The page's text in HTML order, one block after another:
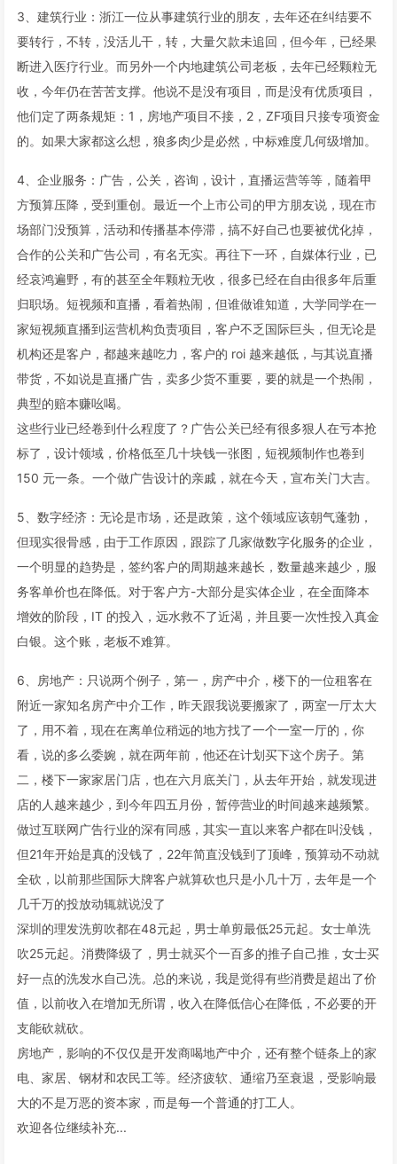
3、建筑行业：浙江一位从事建筑行业的朋友，去年还在纠结要不
要转行，不转，没活儿干，转，大量欠款未追回，但今年，已经果
断进入医疗行业。而另外一个内地建筑公司老板，去年已经颗粒无
收，今年仍在苦苦支撑。他说不是没有项目，而是没有优质项目，
他们定了两条规矩：1，房地产项目不接，2，ZF项目只接专项资金
的。如果大家都这么想，狼多肉少是必然，中标难度几何级增加。
4、企业服务：广告，公关，咨询，设计，直播运营等等，随着甲
方预算压降，受到重创。最近一个上市公司的甲方朋友说，现在市
场部门没预算，活动和传播基本停滞，搞不好自己也要被优化掉，
合作的公关和广告公司，有名无实。再往下一环，自媒体行业，已
经哀鸿遍野，有的甚至全年颗粒无收，很多已经在自由很多年后重
归职场。短视频和直播，看着热闹，但谁做谁知道，大学同学在一
家短视频直播到运营机构负责项目，客户不乏国际巨头，但无论是
机构还是客户，都越来越吃力，客户的 roi 越来越低，与其说直播
带货，不如说是直播广告，卖多少货不重要，要的就是一个热闹，
典型的赔本赚吆喝。
这些行业已经卷到什么程度了？广告公关已经有很多狠人在亏本抢
标了，设计领域，价格低至几十块钱一张图，短视频制作也卷到
150 元一条。一个做广告设计的亲戚，就在今天，宣布关门大吉。
5、数字经济：无论是市场，还是政策，这个领域应该朝气蓬勃，
但现实很骨感，由于工作原因，跟踪了几家做数字化服务的企业，
一个明显的趋势是，签约客户的周期越来越长，数量越来越少，服
务客单价也在降低。对于客户方-大部分是实体企业，在全面降本
增效的阶段，IT 的投入，远水救不了近渴，并且要一次性投入真金
白银。这个账，老板不难算。
6、房地产：只说两个例子，第一，房产中介，楼下的一位租客在
附近一家知名房产中介工作，昨天跟我说要搬家了，两室一厅太大
了，用不着，现在在离单位稍远的地方找了一个一室一厅的，你
看，说的多么委婉，就在两年前，他还在计划买下这个房子。第
二，楼下一家家居门店，也在六月底关门，从去年开始，就发现进
店的人越来越少，到今年四五月份，暂停营业的时间越来越频繁。
做过互联网广告行业的深有同感，其实一直以来客户都在叫没钱，
但21年开始是真的没钱了，22年简直没钱到了顶峰，预算动不动就
全砍，以前那些国际大牌客户就算砍也只是小几十万，去年是一个
几千万的投放动辄就说没了
深圳的理发洗剪吹都在48元起，男士单剪最低25元起。女士单洗
吹25元起。消费降级了，男士就买个一百多的推子自己推，女士买
好一点的洗发水自己洗。总的来说，我是觉得有些消费是超出了价
值，以前收入在增加无所谓，收入在降低信心在降低，不必要的开
支能砍就砍。
房地产，影响的不仅仅是开发商喝地产中介，还有整个链条上的家
电、家居、钢材和农民工等。经济疲软、通缩乃至衰退，受影响最
大的不是万恶的资本家，而是每一个普通的打工人。
欢迎各位继续补充...